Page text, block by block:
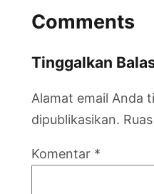
Comments
Tinggalkan
Alamat email Anda
dipublikasikan.
Komentar *